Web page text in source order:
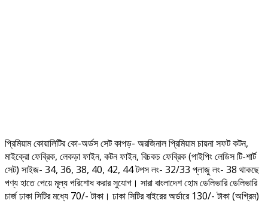
প্রিমিয়াম কোয়ালিটির কো-অর্ডস সেট কাপড়- অরজিনাল প্রিমিয়াম চায়না সফট কটন,
মাইক্রো ফেব্রিক, লেকড়া ফাইন, কটন ফাইন, বিচকচ ফেব্রিক (পাইপিং লেডিস টি-শার্ট
সেট) সাইজ- 34, 36, 38, 40, 42, 44 টপস লং- 32/33 প্লাজু লং- 38 থাকছে
পণ্য হাতে পেয়ে মূল্য পরিশোধ করার সুযোগ। সারা বাংলাদেশ হোম ডেলিভারি ডেলিভারি
চার্জ ঢাকা সিটির মধ্যে 70/- টাকা। ঢাকা সিটির বাইরের অর্ডারে 130/- টাকা (অগ্রিম)